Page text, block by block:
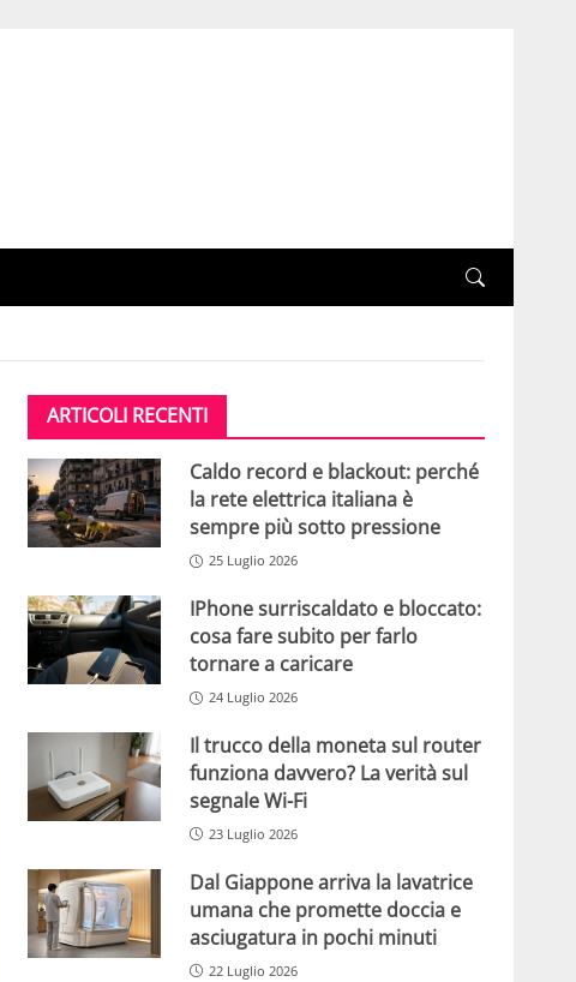
ARTICOLI RECENTI
Caldo record e blackout: perché
la rete elettrica italiana è
sempre più sotto pressione
25 Luglio 2026
IPhone surriscaldato e bloccato:
cosa fare subito per farlo
tornare a caricare
24 Luglio 2026
Il trucco della moneta sul router
funziona davvero? La verità sul
segnale Wi-Fi
23 Luglio 2026
Dal Giappone arriva la lavatrice
umana che promette doccia e
asciugatura in pochi minuti
22 Luglio 2026